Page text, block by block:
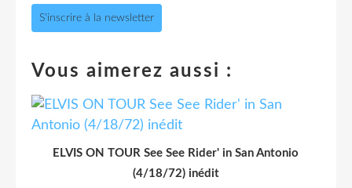
S'inscrire à la newsletter
Vous aimerez aussi :
ELVIS ON TOUR See See Rider' in San Antonio
(4/18/72) inédit